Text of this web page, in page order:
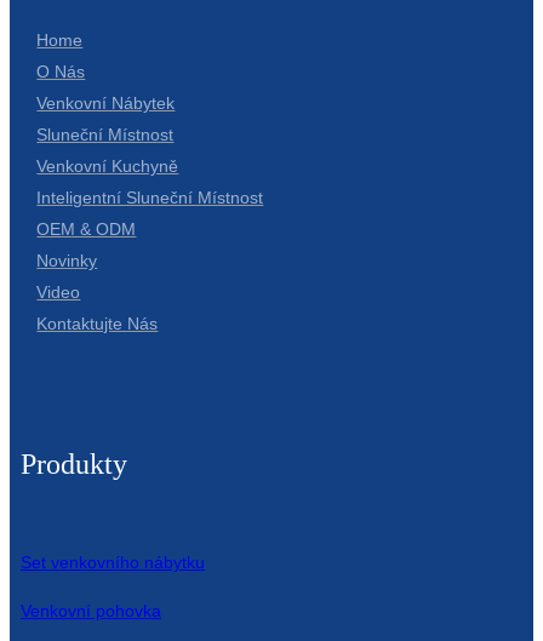
Home
O Nás
Venkovní Nábytek
Sluneční Místnost
Venkovní Kuchyně
Inteligentní Sluneční Místnost
OEM & ODM
Novinky
Video
Kontaktujte Nás
Produkty
Set venkovního nábytku
Venkovní pohovka